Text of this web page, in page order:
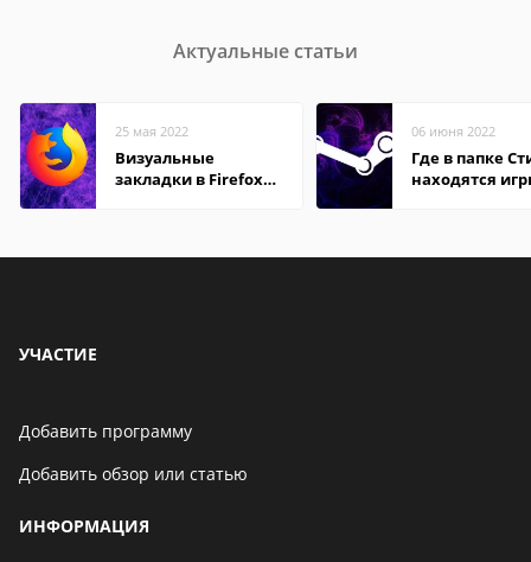
Актуальные статьи
25 мая 2022
Визуальные
закладки в Firefox
06 июня 2022
Где в папке
находятся
УЧАСТИЕ
Добавить программу
Добавить обзор или статью
ИНФОРМАЦИЯ